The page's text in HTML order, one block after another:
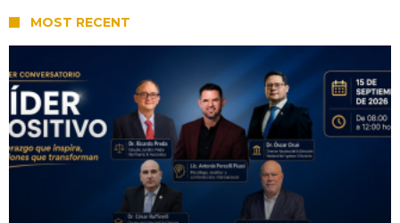
MOST RECENT